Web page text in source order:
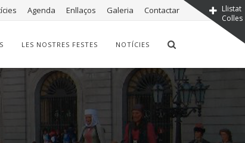
Llistat
Colles
Agenda Enllaços Galeria Contactar
LES NOSTRES FESTES NOTÍCIES